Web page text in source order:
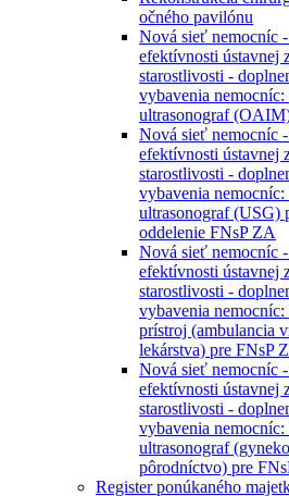
očného pavilónu
Nová sieť nemocníc
efektívnosti ústavnej
starostlivosti -
vybavenia
ultrasonograf
Nová sieť nemocníc
efektívnosti ústavnej
starostlivosti -
vybavenia
ultrasonograf (USG)
oddelenie FNsP ZA
Nová sieť nemocníc
efektívnosti ústavnej
starostlivosti -
vybavenia
prístroj (ambulancia
lekárstva) pre FNsP
Nová sieť nemocníc
efektívnosti ústavnej
starostlivosti -
vybavenia
ultrasonograf
pôrodníctvo) pre
Register ponúkaného